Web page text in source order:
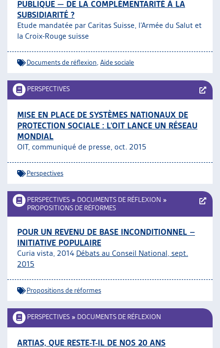
PUBLIQUE — DE LA COMPLÉMENTARITÉ À LA
SUBSIDIARITÉ ?
Etude mandatée par Caritas Suisse, l’Armée du Salut et
la Croix-Rouge suisse
Documents de réflexion Aide sociale
PERSPECTIVES
MISE EN PLACE DE SYSTÈMES NATIONAUX DE
PROTECTION SOCIALE : L’OIT LANCE UN RÉSEAU
MONDIAL
OIT, communiqué de presse, oct. 2015
Perspectives
PERSPECTIVES » DOCUMENTS DE RÉFLEXION »
PROPOSITIONS DE RÉFORMES
POUR UN REVENU DE BASE INCONDITIONNEL –
INITIATIVE POPULAIRE
Curia vista, 2014 Débats au Conseil National, sept.
2015
Propositions de réformes
PERSPECTIVES » DOCUMENTS DE RÉFLEXION
ARTIAS, QUE RESTE-T-IL DE NOS 20 ANS